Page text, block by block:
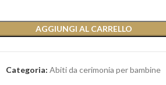
AGGIUNGI AL CARRELLO
Categoria: Abiti da cerimonia per bambine